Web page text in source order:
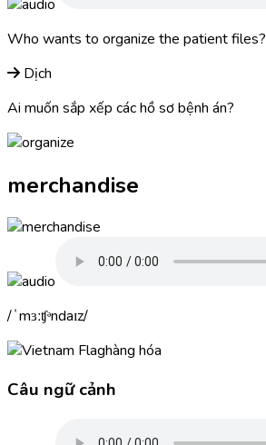
Who wants to organize the patient files?
Dịch
Ai muốn sắp xếp các hồ sơ bệnh án?
merchandise
ˈmɜːʧᵊndaɪz
hàng hóa
Câu ngữ cảnh